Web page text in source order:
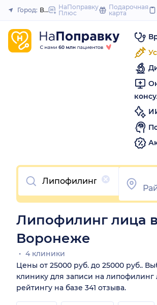
Закрыть
Город: ВоронежНаПоправку
Плюс
Подарочная
карта
Очистить
Липофилинг лица в
Воронеже
4 клиники
Цены от 25000 руб. до 25000 руб..
клинику для записи на липофилинг
рейтингу на базе 341 отзыва.